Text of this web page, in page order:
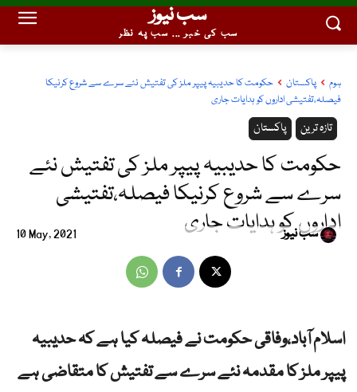
سب نیوز
سب کی خبر ... سب پہ نظر
ہوم پاکستان
حکومت کا حدیبیہ پیپر ملز کی تفتیش نئے سرے سے شروع کرنیکا
فیصلہ،تفتیشی اداروں کو ہدایات جاری
پاکستان تازہ ترین
حکومت کا حدیبیہ پیپر ملز کی تفتیش نئے
سرے سے شروع کرنیکا فیصلہ،تفتیشی
اداروں کو ہدایات جاری
10 May, 2021 سب نیوز
اسلام آباد،وفاقی حکومت نے فیصلہ کیا ہے کہ حدیبیہ
پیپر ملز کا مقدمہ نئے سرے سے تفتیش کا متقاضی ہے